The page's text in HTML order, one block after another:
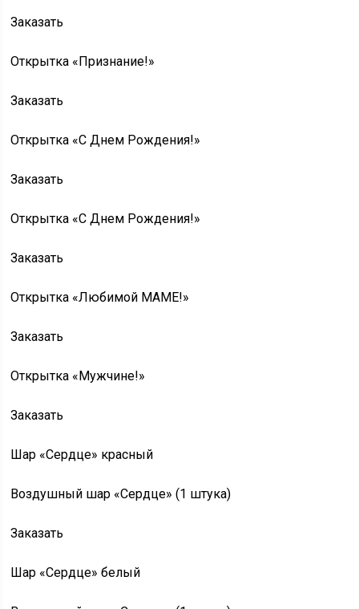
Заказать
Открытка «Признание!»
Заказать
Открытка «С Днем Рождения!»
Заказать
Открытка «С Днем Рождения!»
Заказать
Открытка «Любимой МАМЕ!»
Заказать
Открытка «Мужчине!»
Заказать
Шар «Сердце» красный
Воздушный шар «Сердце» (1 штука)
Заказать
Шар «Сердце» белый